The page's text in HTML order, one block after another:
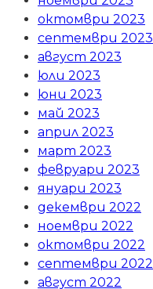
октомври 2023
септември 2023
август 2023
юли 2023
юни 2023
май 2023
април 2023
март 2023
февруари 2023
януари 2023
декември 2022
ноември 2022
октомври 2022
септември 2022
август 2022